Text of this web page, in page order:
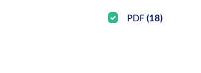
PDF(18)